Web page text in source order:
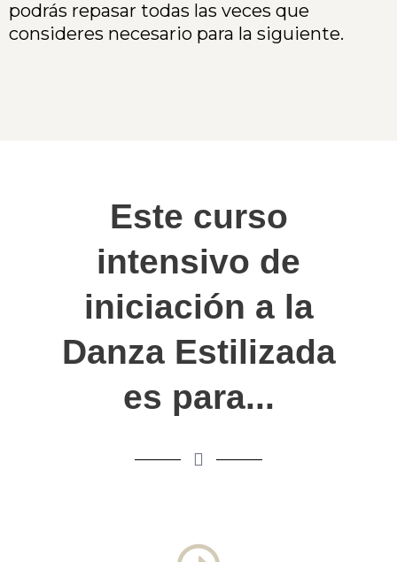
podrás repasar todas las veces que
consideres necesario para la siguiente.
Este curso
intensivo de
iniciación a la
Danza Estilizada
es para...